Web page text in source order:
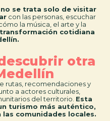
no se trata solo de visitar
con las personas, escuchar
la música, el arte y la
cotidiana
otra
rutas, recomendaciones y
a actores culturales,
del territorio. Esta
turismo más auténtico,
comunidades locales.